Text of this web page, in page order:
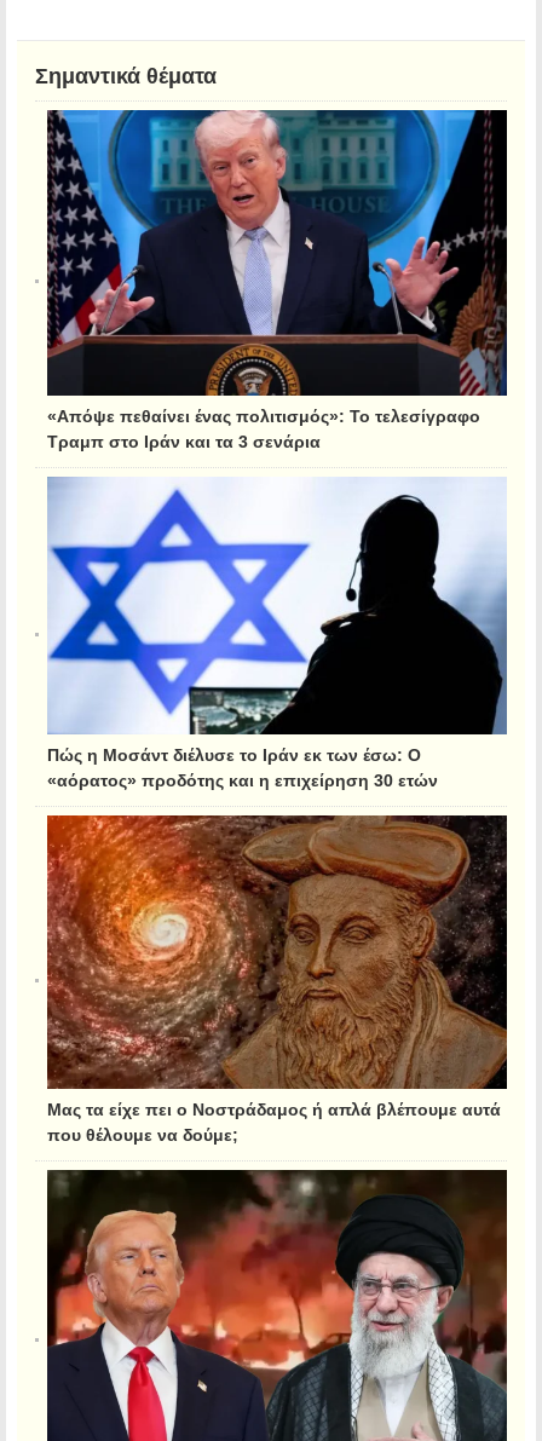
Σημαντικά θέματα
«Απόψε πεθαίνει ένας πολιτισμός»: Το τελεσίγραφο
Τραμπ στο Ιράν και τα 3 σενάρια
Πώς η Μοσάντ διέλυσε το Ιράν εκ των έσω: Ο
«αόρατος» προδότης και η επιχείρηση 30 ετών
Μας τα είχε πει ο Νοστράδαμος ή απλά βλέπουμε αυτά
που θέλουμε να δούμε;